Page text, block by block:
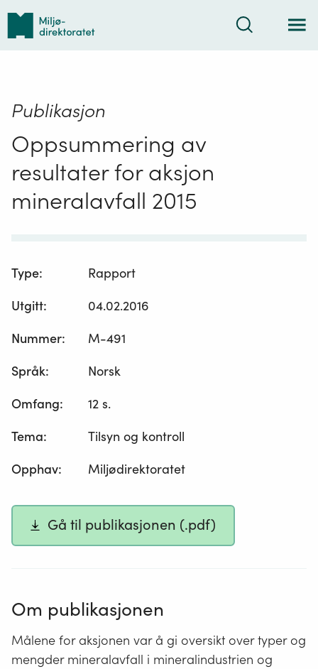
Tilbake
forsiden
Søk
Publikasjon
Oppsummering av
resultater for aksjon
mineralavfall 2015
Type:
Rapport
Utgitt:
04.02.2016
Nummer:
M-491
Språk:
Norsk
Omfang:
12 s.
Tema:
Tilsyn og kontroll
Opphav: Miljødirektoratet
Gå til publikasjonen (.pdf)
Om publikasjonen
Målene for aksjonen var å gi oversikt over typer og
mengder mineralavfall i mineralindustrien og